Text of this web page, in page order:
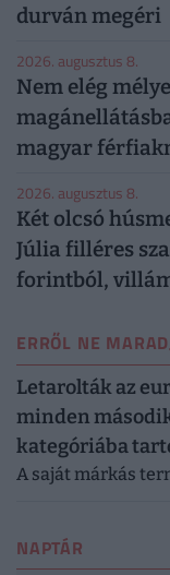
durván megéri
2026. augusztus 8.
Nem elég
magyar
2026. augusztus 8.
Két olcsó
Júlia filléres
forintból,
ERRŐL NE
Letarolták az
minden
kategóriába
A saját márkás
NAPTÁR